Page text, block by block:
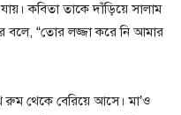
কবিতা তাকে দাঁড়িয়ে সালাম
বলে, “তোর লজ্জা করে নি আমার
রুম থেকে বেরিয়ে আসে। মা’ও